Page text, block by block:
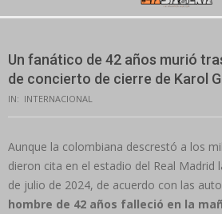
Un fanático de 42 años murió
de concierto de cierre de Karol
IN: INTERNACIONAL
Aunque la colombiana descrestó a los
dieron cita en el estadio del Real Madrid
de julio de 2024, de acuerdo con las
hombre de 42 años falleció en la